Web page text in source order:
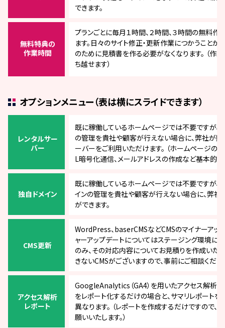
できます。
無料特典の
作業時間
プランごとに毎月１時間、２時間、３時間の無料作
ます。日々のサイト修正・更新作業につかうことが
のために見積書を作る必要がなくなります。 （作
ち越せます）
オプションメニュー（表は横にスライドできます）
レンタルサー
バー
既に稼働しているホームページでは不要ですが、
の管理を貴社や顧客が行えない場合に、弊社が販
ーバーをご利用いただけます。 （ホームページの
L暗号化通信、メールアドレスの作成など基本的
独自ドメイン
既に稼働しているホームページでは不要ですが、
インの管理を貴社や顧客が行えない場合に、弊社
ができます。
CMS更新
WordPress、baserCMSなどCMSのマイナーアッ
ャーアップデートについてはステージング環境に
のみ、その対応内容についてお見積りを作成いた
きないCMSがございますので、事前にご相談くださ
アクセス解析
レポート
GoogleAnalytics（GA4）を用いたアクセス解析レ
をレポート化するだけの場合と、サマリレポート
異なります。 （レポートを作成するだけですので
願いいたします。）